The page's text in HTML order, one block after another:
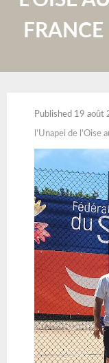
Published 19 août
l’Unapei de